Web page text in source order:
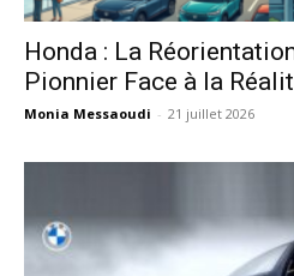
Honda : La
Pionnier Face à la
Monia Messaoudi - 21 juillet 2026